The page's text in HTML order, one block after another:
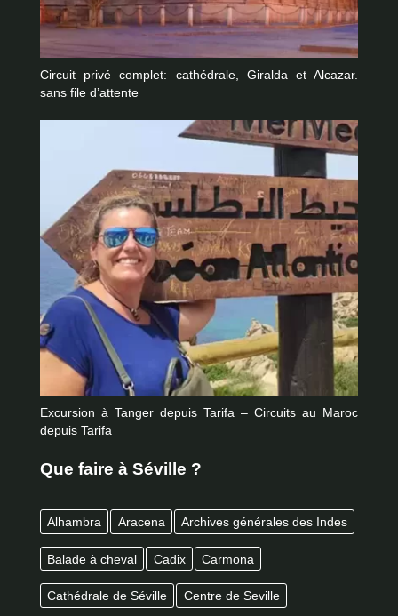
Circuit privé complet: cathédrale, Giralda et Alcazar.
sans file d’attente
Excursion à Tanger depuis Tarifa – Circuits au Maroc
depuis Tarifa
Que faire à Séville ?
Alhambra Aracena Archives générales des Indes
Balade à cheval Cadix Carmona
Cathédrale de Séville Centre de Seville